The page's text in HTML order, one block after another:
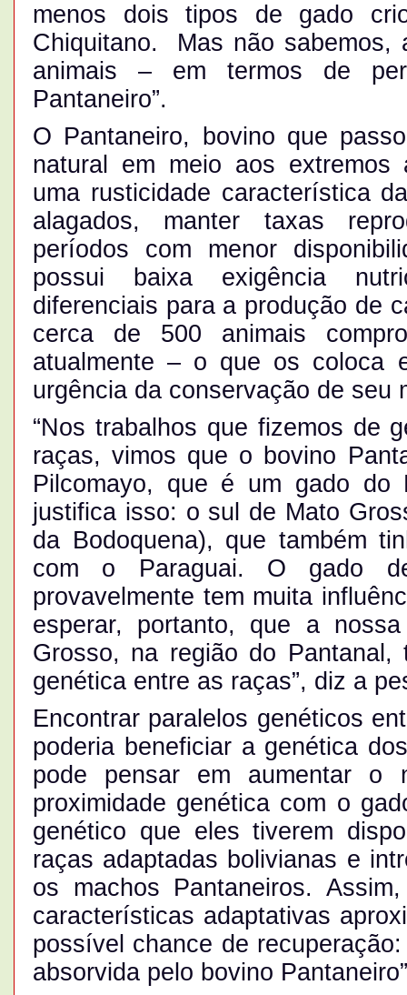
menos dois tipos de gado
Chiquitano. Mas não sabemos,
animais – em termos de
Pantaneiro”.
O Pantaneiro, bovino que
natural em meio aos extremos
uma rusticidade característica
alagados, manter taxas
períodos com menor
possui baixa exigência
diferenciais para a produção de
cerca de 500 animais
atualmente – o que os coloca
urgência da conservação de seu
“Nos trabalhos que fizemos de
raças, vimos que o bovino
Pilcomayo, que é um gado do
justifica isso: o sul de Mato
da Bodoquena), que também
com o Paraguai. O gado
provavelmente tem muita
esperar, portanto, que a
Grosso, na região do Pantanal,
genética entre as raças”, diz a
Encontrar paralelos genéticos
poderia beneficiar a genética
pode pensar em aumentar o
proximidade genética com o
genético que eles tiverem
raças adaptadas bolivianas e
os machos Pantaneiros.
características adaptativas
possível chance de
absorvida pelo bovino